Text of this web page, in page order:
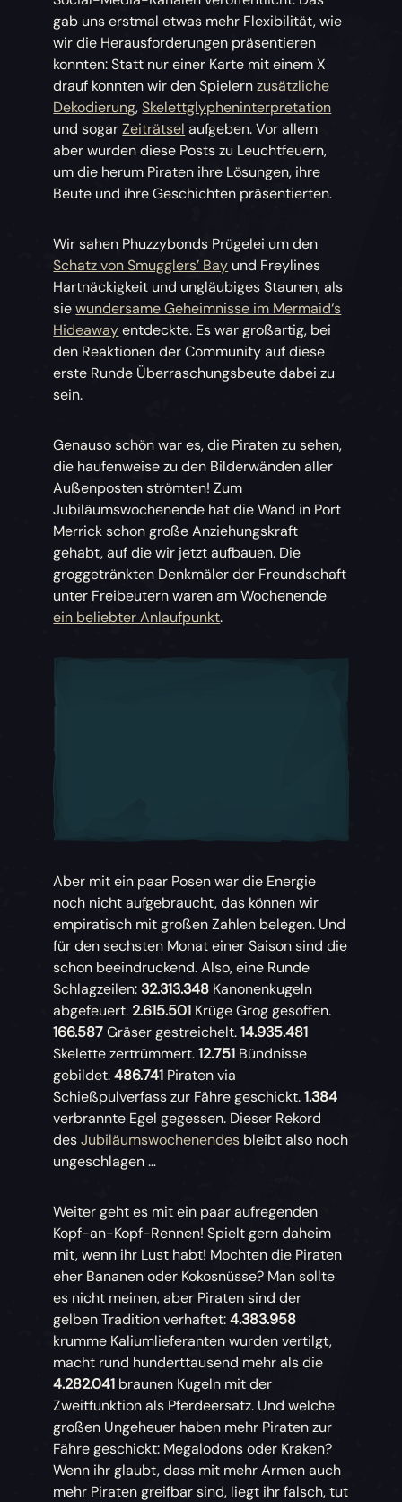
gab uns erstmal etwas mehr Flexibilität, wie
wir die Herausforderungen präsentieren
konnten: Statt nur einer Karte mit einem X
drauf konnten wir den Spielernzusätzliche
Dekodierung,Skelettglypheninterpretation
und sogarZeiträtsel aufgeben. Vor allem
aber wurden diese Posts zu Leuchtfeuern,
um die herum Piraten ihre Lösungen, ihre
Beute und ihre Geschichten präsentierten.
Wir sahen Phuzzybonds Prügelei um den
Schatz von Smugglers’ Bay und Freylines
Hartnäckigkeit und ungläubiges Staunen, als
siewundersame Geheimnisse im Mermaid‘s
Hideawayentdeckte. Es war großartig, bei
den Reaktionen der Community auf diese
erste Runde Überraschungsbeute dabei zu
sein.
Genauso schön war es, die Piraten zu sehen,
die haufenweise zu den Bilderwänden aller
Außenposten strömten! Zum
Jubiläumswochenende hat die Wand in Port
Merrick schon große Anziehungskraft
gehabt, auf die wir jetzt aufbauen. Die
groggetränkten Denkmäler der Freundschaft
unter Freibeutern waren am Wochenende
ein beliebter Anlaufpunkt.
Aber mit ein paar Posen war die Energie
noch nicht aufgebraucht, das können wir
empiratisch mit großen Zahlen belegen. Und
für den sechsten Monat einer Saison sind die
schon beeindruckend. Also, eine Runde
Schlagzeilen:32.313.348 Kanonenkugeln
abgefeuert. 2.615.501 Krüge Grog gesoffen.
166.587Gräser gestreichelt.14.935.481
Skelette zertrümmert.12.751 Bündnisse
gebildet.486.741 Piraten via
Schießpulverfass zur Fähre geschickt.1.384
verbrannte Egel gegessen. Dieser Rekord
desJubiläumswochenendes bleibt also noch
ungeschlagen …
Weiter geht es mit ein paar aufregenden
Kopf-an-Kopf-Rennen! Spielt gern daheim
mit, wenn ihr Lust habt! Mochten die Piraten
eher Bananen oder Kokosnüsse? Man sollte
es nicht meinen, aber Piraten sind der
gelben Tradition verhaftet:4.383.958
krumme Kaliumlieferanten wurden vertilgt,
macht rund hunderttausend mehr als die
4.282.041 braunen Kugeln mit der
Zweitfunktion als Pferdeersatz. Und welche
großen Ungeheuer haben mehr Piraten zur
Fähre geschickt: Megalodons oder Kraken?
Wenn ihr glaubt, dass mit mehr Armen auch
mehr Piraten greifbar sind, liegt ihr falsch, tut